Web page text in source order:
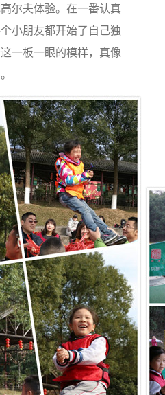
尔夫体验。在一番认真
小朋友都开始了自己独
一板一眼的模样，真像